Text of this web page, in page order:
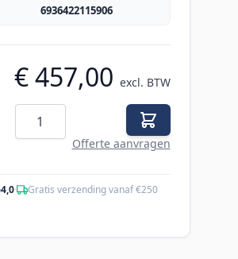
6936422115906
€ 457,00 excl. BTW
Aantal
Offerte aanvragen
4,0· Gratis verzending vanaf €250